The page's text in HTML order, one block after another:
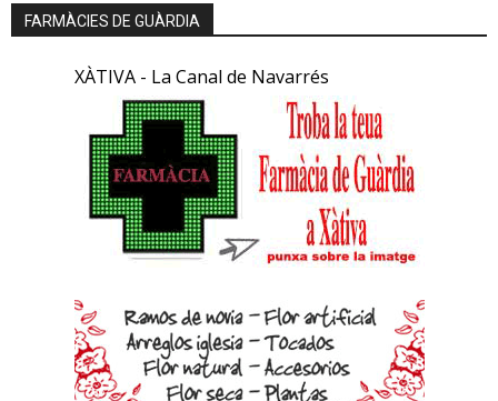
FARMÀCIES DE GUÀRDIA
XÀTIVA - La Canal de Navarrés